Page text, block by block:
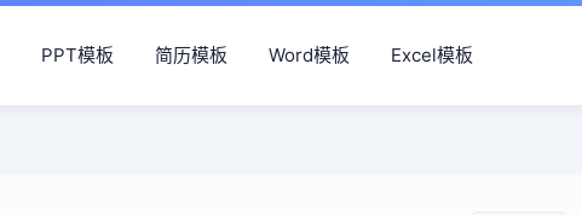
PPT模板 简历模板 Word模板 Excel模板